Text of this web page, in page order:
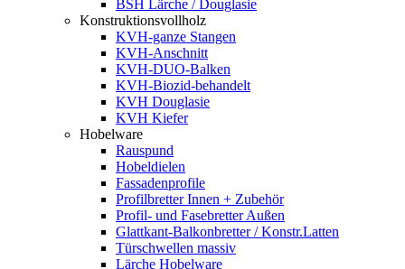
BSH Lärche / Douglasie
Konstruktionsvollholz
KVH-ganze Stangen
KVH-Anschnitt
KVH-DUO-Balken
KVH-Biozid-behandelt
KVH Douglasie
KVH Kiefer
Hobelware
Rauspund
Hobeldielen
Fassadenprofile
Profilbretter Innen + Zubehör
Profil- und Fasebretter Außen
Glattkant-Balkonbretter / Konstr.Latten
Türschwellen massiv
Lärche Hobelware